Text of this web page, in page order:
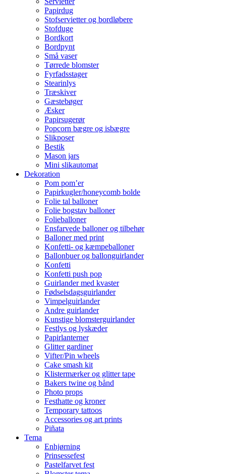
Papirdug
Stofservietter og bordløbere
Stofduge
Bordkort
Bordpynt
Små vaser
Tørrede blomster
Fyrfadsstager
Stearinlys
Træskiver
Gæstebøger
Æsker
Papirsugerør
Popcorn bægre og isbægre
Slikposer
Bestik
Mason jars
Mini slikautomat
Dekoration
Pom pom’er
Papirkugler/honeycomb bolde
Folie tal balloner
Folie bogstav balloner
Folieballoner
Ensfarvede balloner og tilbehør
Balloner med print
Konfetti- og kæmpeballoner
Ballonbuer og ballonguirlander
Konfetti
Konfetti push pop
Guirlander med kvaster
Fødselsdagsguirlander
Vimpelguirlander
Andre guirlander
Kunstige blomsterguirlander
Festlys og lyskæder
Papirlanterner
Glitter gardiner
Vifter/Pin wheels
Cake smash kit
Klistermærker og glitter tape
Bakers twine og bånd
Photo props
Festhatte og kroner
Temporary tattoos
Accessories og art prints
Piñata
Tema
Enhjørning
Prinsessefest
Pastelfarvet fest